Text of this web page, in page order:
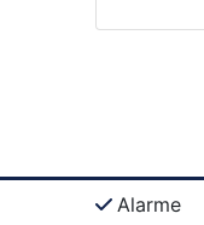
Alarme